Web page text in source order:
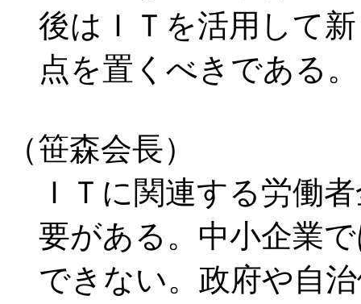
後はＩＴを活用して
点を置くべきである。
（笹森会長）
ＩＴに関連する労働
要がある。中小企業
できない。政府や自